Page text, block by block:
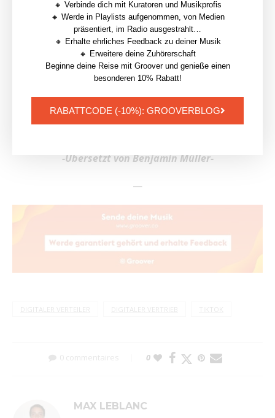
wie Musik entdeckt und beworben wird. Außerdem
bietet es denTikTok-Nutzern eine reichhaltigere und
vielfältigere Erfahrung.
Wachstumvon SoundOn ist es sehr
wahrscheinlich, dassunabhängige Künstlerihre
eigenen Communities auf TikTok gründen und viele
-Übersetzt von Benjamin Müller-
—
DIGITALER VERTEILER DIGITALER VERTRIEB TIKTOK
0 commentaires 0
MAX LEBLANC
🔸 Verbinde dich mit Kuratoren und Musikprofis
🔸 Werde in Playlists aufgenommen, von Medien
präsentiert, im Radio ausgestrahlt…
🔸 Erhalte ehrliches Feedback zu deiner Musik
🔸 Erweitere deine Zuhörerschaft
Beginne deine Reise mit Groover und genieße einen
besonderen 10% Rabatt!
RABATTCODE (-10%): GROOVERBLOG